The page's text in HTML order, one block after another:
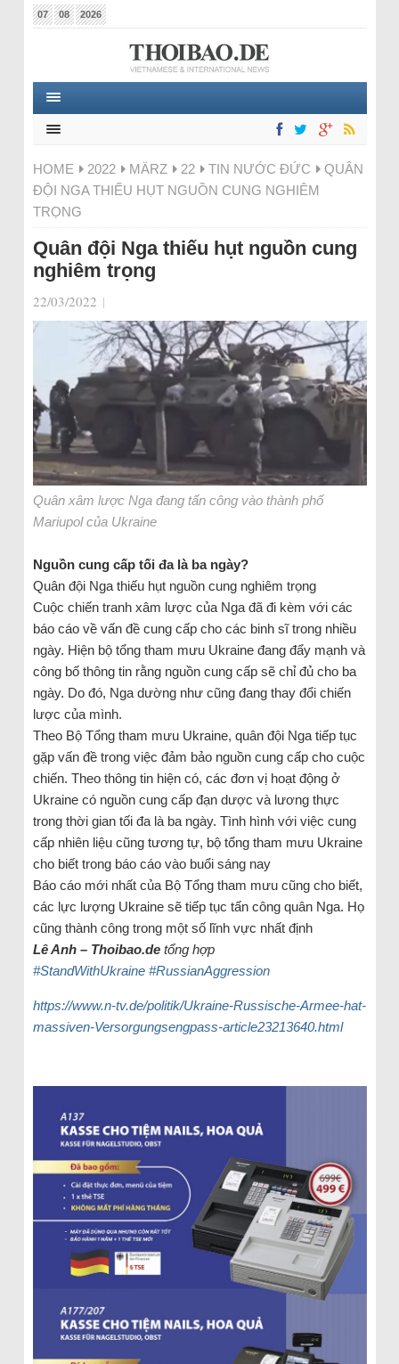
07 08 2026
HOME 2022 MÄRZ 22 TIN NƯỚC ĐỨC
QUÂN
ĐỘI NGA THIẾU HỤT NGUỒN CUNG NGHIÊM
TRỌNG
Quân đội Nga thiếu hụt nguồn cung
nghiêm trọng
22/03/2022 |
Quân xâm lược Nga đang tấn công vào thành phố
Mariupol của Ukraine
Nguồn cung cấp tối đa là ba ngày?
Quân đội Nga thiếu hụt nguồn cung nghiêm trọng
Cuộc chiến tranh xâm lược của Nga đã đi kèm với các
báo cáo về vấn đề cung cấp cho các binh sĩ trong nhiều
ngày. Hiện bộ tổng tham mưu Ukraine đang đẩy mạnh và
công bố thông tin rằng nguồn cung cấp sẽ chỉ đủ cho ba
ngày. Do đó, Nga dường như cũng đang thay đổi chiến
lược của mình.
Theo Bộ Tổng tham mưu Ukraine, quân đội Nga tiếp tục
gặp vấn đề trong việc đảm bảo nguồn cung cấp cho cuộc
chiến. Theo thông tin hiện có, các đơn vị hoạt động ở
Ukraine có nguồn cung cấp đạn dược và lương thực
trong thời gian tối đa là ba ngày. Tình hình với việc cung
cấp nhiên liệu cũng tương tự, bộ tổng tham mưu Ukraine
cho biết trong báo cáo vào buổi sáng nay
Báo cáo mới nhất của Bộ Tổng tham mưu cũng cho biết,
các lực lượng Ukraine sẽ tiếp tục tấn công quân Nga. Họ
cũng thành công trong một số lĩnh vực nhất định
Lê Anh – Thoibao.detổng hợp
#StandWithUkraine #RussianAggression
https://www.n-tv.de/politik/Ukraine-Russische-Armee-hat-
massiven-Versorgungsengpass-article23213640.html